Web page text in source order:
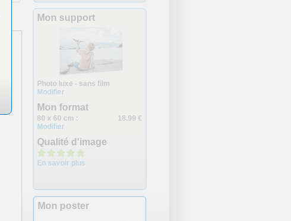
Mon support
Photo luxe - sans film
Modifier
Mon format
80 x 60 cm : 18.99 €
Modifier
Qualité d'image
En savoir plus
Mon poster